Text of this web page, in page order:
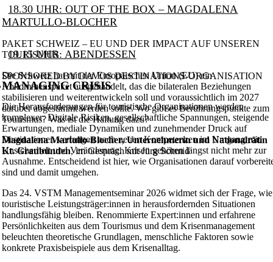
18.30 UHR: OUT OF THE BOX – MAGDALENA
MARTULLO-BLOCHER
PAKET SCHWEIZ – EU UND DER IMPACT AUF UNSEREN
TOURISMUS
Die Schweiz hat mit der Europäischen Union (EU) ein
Abkommenspaket ausgehandelt, das die bilateralen Beziehungen
stabilisieren und weiterentwickeln soll und voraussichtlich im 2027
darüber abgestimmt werden sollte. Wo gibt es Berührungspunkte zum
Tourismus? Was ist die Haltung dazu?
Magdalena Martullo-Blocher, Unternehmerin und Nationalrätin
Kt. Graubünden, im Gespräch mit Jürg Schmid
19.15 UHR: ABENDESSEN
SPONSORED BY DAVOS DESTINATIONS-ORGANISATION
MANAGING CRISIS
Die Herausforderungen für touristische Organisationen werden
komplexer: Digitale Risiken, gesellschaftliche Spannungen, steigende
Erwartungen, mediale Dynamiken und zunehmender Druck auf
Destinationen verlangen nach neuen Kompetenzen im Umgang mit
Unsicherheit und Veränderung. Krisen gehören längst nicht mehr zur
Ausnahme. Entscheidend ist hier, wie Organisationen darauf
sind und damit umgehen.
Das 24. VSTM Managementseminar 2026 widmet sich der Frage, wie
touristische Leistungsträger:innen in herausfordernden Situationen
handlungsfähig bleiben. Renommierte Expert:innen und erfahrene
Persönlichkeiten aus dem Tourismus und dem Krisenmanagement
beleuchten theoretische Grundlagen, menschliche Faktoren sowie
konkrete Praxisbeispiele aus dem Krisenalltag.